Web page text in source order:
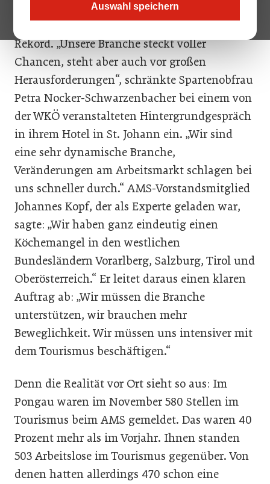
Auswahl speichern
bescherte mit plus 3.479 Beschäftigten (ohne
Rekord. „Unsere Branche steckt voller
Chancen, steht aber auch vor großen
Herausforderungen“, schränkte Spartenobfrau
Petra Nocker-Schwarzenbacher bei einem von
der WKÖ veranstalteten Hintergrundgespräch
in ihrem Hotel in St. Johann ein. „Wir sind
eine sehr dynamische Branche,
Veränderungen am Arbeitsmarkt schlagen bei
uns schneller durch.“ AMS-Vorstandsmitglied
Johannes Kopf, der als Experte geladen war,
sagte: „Wir haben ganz eindeutig einen
Köchemangel in den westlichen
Bundesländern Vorarlberg, Salzburg, Tirol und
Oberösterreich.“ Er leitet daraus einen klaren
Auftrag ab: „Wir müssen die Branche
unterstützen, wir brauchen mehr
Beweglichkeit. Wir müssen uns intensiver mit
dem Tourismus beschäftigen.“
Denn die Realität vor Ort sieht so aus: Im
Pongau waren im November 580 Stellen im
Tourismus beim AMS gemeldet. Das waren 40
Prozent mehr als im Vorjahr. Ihnen standen
503 Arbeitslose im Tourismus gegenüber. Von
denen hatten allerdings 470 schon eine